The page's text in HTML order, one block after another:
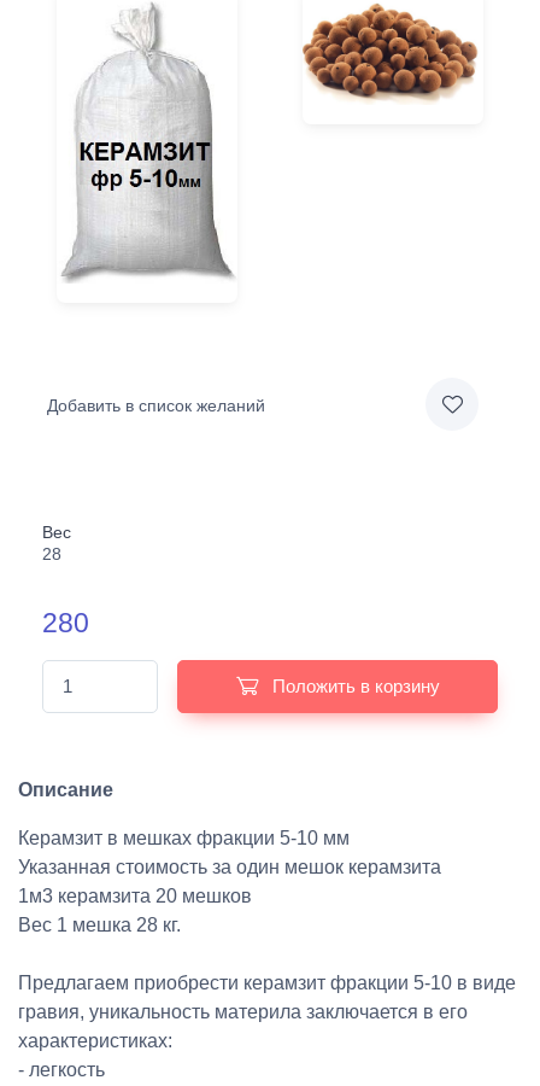
Добавить в список желаний
Вес
28
280
Положить в корзину
Описание
Керамзит в мешках фракции 5-10 мм
Указанная стоимость за один мешок керамзита
1м3 керамзита 20 мешков
Вес 1 мешка 28 кг.
Предлагаем приобрести керамзит фракции 5-10 в виде
гравия, уникальность материла заключается в его
характеристиках:
- легкость